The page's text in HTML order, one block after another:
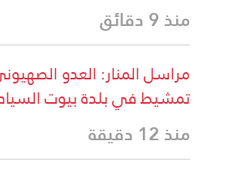
منذ 9 دقائق
مراسل المنار: العدو
تمشيط في بلدة بيوت
منذ 12 دقيقة